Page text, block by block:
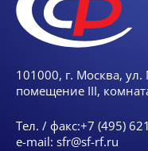
101000, г. Москва,
помещение III,
Тел. / факс:+7 (495)
e-mail: sfr@sf-rf.ru